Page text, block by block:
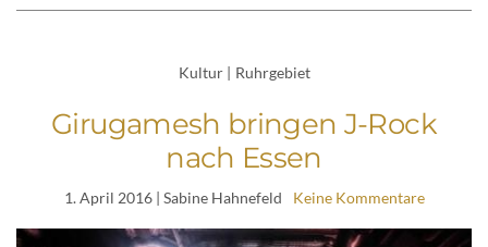
Kultur | Ruhrgebiet
Girugamesh bringen J-Rock
nach Essen
1. April 2016| Sabine Hahnefeld Keine Kommentare